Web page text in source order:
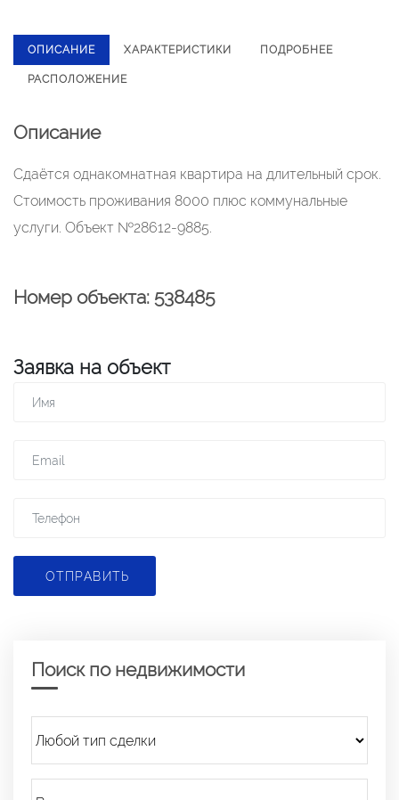
ОПИСАНИЕ ХАРАКТЕРИСТИКИ ПОДРОБНЕЕ
РАСПОЛОЖЕНИЕ
Описание
Сдаётся однакомнатная квартира на длительный срок.
Стоимость проживания 8000 плюс коммунальные
услуги. Объект №28612-9885.
Номер объекта: 538485
Заявка на объект
ОТПРАВИТЬ
Поиск по недвижимости